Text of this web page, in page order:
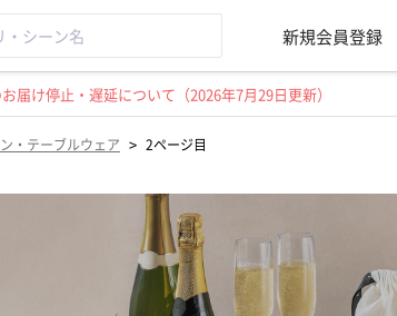
新規会員登録
け停止・遅延について（2026年7月29日更新）
・テーブルウェア > 2ページ目